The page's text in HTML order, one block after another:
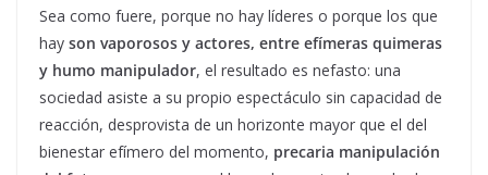
Sea como fuere, porque no hay líderes o porque los que
hay son vaporosos y actores, entre efímeras quimeras
y humo manipulador, el resultado es nefasto: una
sociedad asiste a su propio espectáculo sin capacidad de
reacción, desprovista de un horizonte mayor que el del
bienestar efímero del momento, precaria manipulación